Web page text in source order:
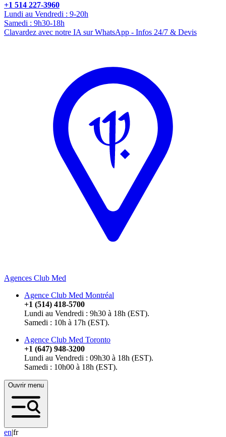
+1 514 227-3960
Lundi au Vendredi : 9-20h
Samedi : 9h30-18h
Clavardez avec notre IA sur WhatsApp - Infos 24/7 & Devis
Agences Club Med
Agence Club Med Montréal
+1 (514) 418-5700
Lundi au Vendredi : 9h30 à 18h (EST).
Samedi : 10h à 17h (EST).
Agence Club Med Toronto
+1 (647) 948-3200
Lundi au Vendredi : 09h30 à 18h (EST).
Samedi : 10h00 à 18h (EST).
Ouvrir menu
en|fr